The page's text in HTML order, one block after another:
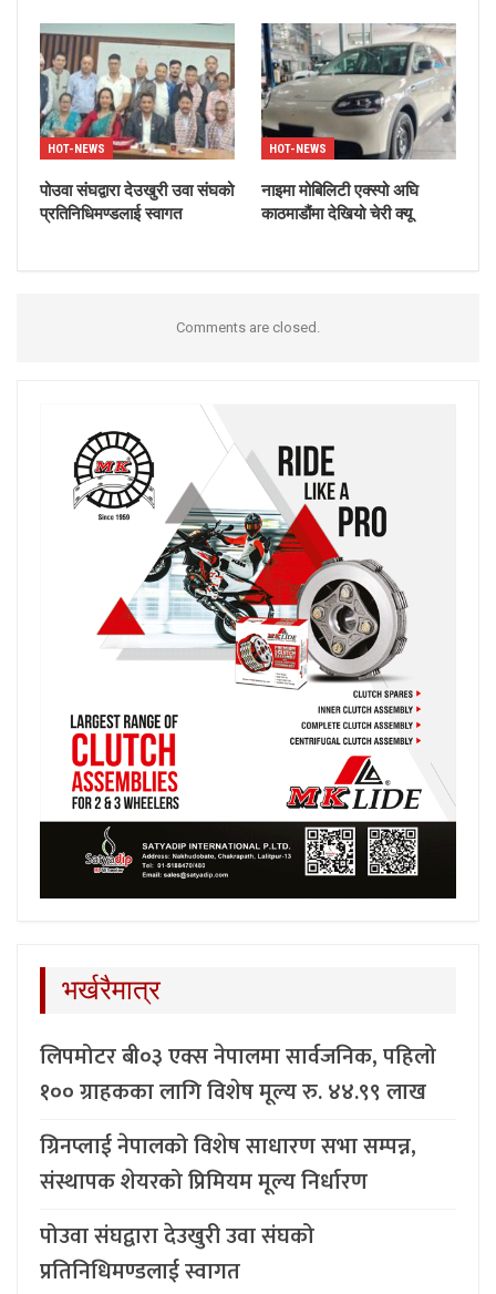
HOT-NEWS
पोउवा संघद्वारा देउखुरी उवा संघको
प्रतिनिधिमण्डलाई स्वागत
HOT-NEWS
नाइमा मोबिलिटी एक्स्पो अघि
काठमाडौंमा देखियो चेरी क्यू
Comments are closed.
भर्खरैमात्र
लिपमोटर बी०३ एक्स नेपालमा सार्वजनिक, पहिलो
१०० ग्राहकका लागि विशेष मूल्य रु. ४४.९९ लाख
ग्रिनप्लाई नेपालको विशेष साधारण सभा सम्पन्न,
संस्थापक शेयरको प्रिमियम मूल्य निर्धारण
पोउवा संघद्वारा देउखुरी उवा संघको
प्रतिनिधिमण्डलाई स्वागत